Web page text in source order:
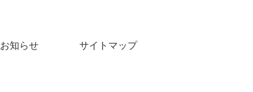
お知らせ サイトマップ